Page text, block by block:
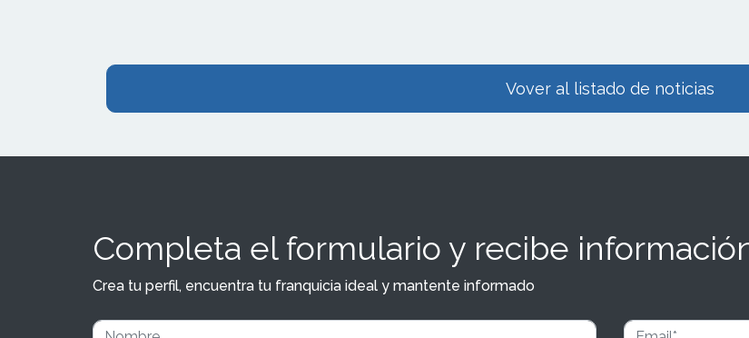
Vover al listado de noticias
Completa el formulario y recibe
Crea tu perfil, encuentra tu franquicia ideal y mantente informado